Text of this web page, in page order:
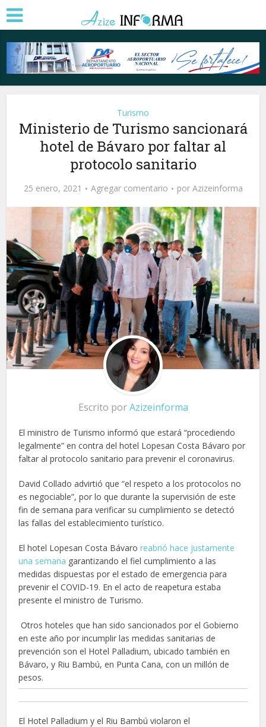
Turismo
Ministerio de Turismo sancionará
hotel de Bávaro por faltar al
protocolo sanitario
25 enero, 2021 Agregar comentario por Azizeinforma
Escrito porAzizeinforma
El ministro de Turismo informó que estará “procediendo
legalmente” en contra del hotel Lopesan Costa Bávaro por
faltar al protocolo sanitario para prevenir el coronavirus.
David Collado advirtió que “el respeto a los protocolos no
es negociable”, por lo que durante la supervisión de este
fin de semana para verificar su cumplimiento se detectó
las fallas del establecimiento turístico.
El hotel Lopesan Costa Bávaroreabrió hace justamente
una semana garantizando el fiel cumplimiento a las
medidas dispuestas por el estado de emergencia para
prevenir el COVID-19. En el acto de reapetura estaba
presente el ministro de Turismo.
Otros hoteles que han sido sancionados por el Gobierno
en este año por incumplir las medidas sanitarias de
prevención son el Hotel Palladium, ubicado también en
Bávaro, y Riu Bambú, en Punta Cana, con un millón de
pesos.
El Hotel Palladium y el Riu Bambú violaron el